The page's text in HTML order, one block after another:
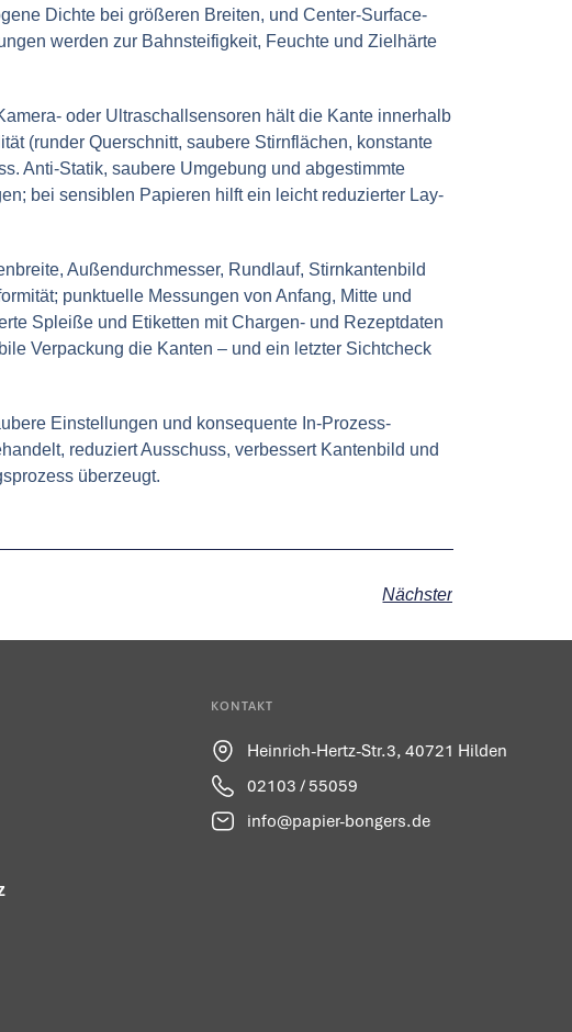
Dichte bei größeren Breiten, und Center-Surface-
werden zur Bahnsteifigkeit, Feuchte und Zielhärte
oder Ultraschallsensoren hält die Kante innerhalb
(runder Querschnitt, saubere Stirnflächen, konstante
Anti-Statik, saubere Umgebung und abgestimmte
bei sensiblen Papieren hilft ein leicht reduzierter Lay-
Außendurchmesser, Rundlauf, Stirnkantenbild
punktuelle Messungen von Anfang, Mitte und
Spleiße und Etiketten mit Chargen- und Rezeptdaten
Verpackung die Kanten – und ein letzter Sichtcheck
Einstellungen und konsequente In-Prozess-
reduziert Ausschuss, verbessert Kantenbild und
überzeugt.
Nächster
KONTAKT
Heinrich-Hertz-Str.3, 40721 Hilden
02103 / 55059
info@papier-bongers.de